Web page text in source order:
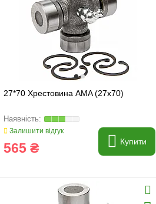
27*70 Хрестовина AMA (27x70)
Залишити відгук
565 ₴ Купити